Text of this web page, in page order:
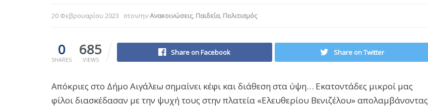
20 Φεβρουαρίου 2023 στον/ηνΑνακοινώσεις, Παιδεία, Πολιτισμός
0
SHARES
685
VIEWS
Share on Facebook Share on Twitter
Απόκριες στο Δήμο Αιγάλεω σημαίνει κέφι και διάθεση στα ύψη… Εκατοντάδες μικροί μας
φίλοι διασκέδασαν με την ψυχή τους στην πλατεία «Ελευθερίου Βενιζέλου» απολαμβάνοντας